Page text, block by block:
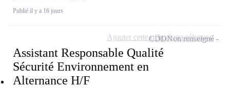
Publié il y a 16 jours
Assistant Responsable Qualité
Sécurité Environnement en
Alternance H/F
CDDNon renseigné
Ajouter cette offre à ma sélection